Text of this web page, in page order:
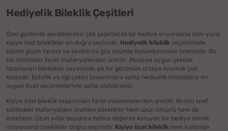
Hediyelik Bileklik Çeşitleri
Özel günlerde sevdiklerinizi çok şaşırtacak bir hediye arıyorsanız isim yazılı
kişiye özel bileklikler en doğru seçimdir. Hediyelik bileklik seçiminizde
kişinin giyim tarzını ve zevklerini göz önünde bulundurmanız önemlidir. Bu
tür bileklikler farklı materyallerden üretilir. Modaya uygun şekilde
hazırlanan bileklikler sayesinde şık bir görünüm ortaya koymak çok
kolaydır. Estetik ve ilgi çekici tasarımlara sahip hediyelik bilekliklere en
uygun fiyat seçenekleriyle sahip olabilirsiniz.
Kişiye özel bileklik tasarımları farklı malzemelerden üretilir. Birinci sınıf
kalitedeki materyalden üretilen bileklikler hem uzun ömürlü hem de
estetiktir. Uzun yıllar boyunca hatıra değerini koruyan bir hediye almak
istiyorsanız bileklikler doğru seçimdir. Kişiye özel bileklik hem kullanışlı